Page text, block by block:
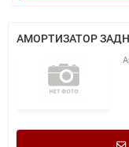
АМОРТИЗАТОР